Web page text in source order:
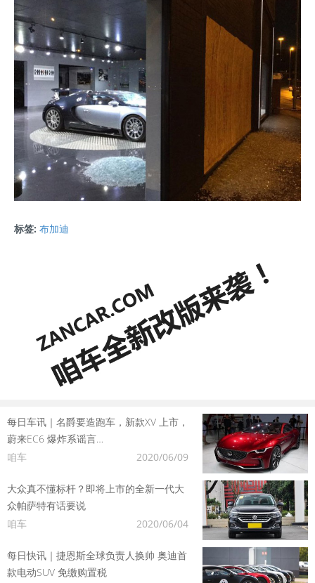
标签: 布加迪
每日车讯｜名爵要造跑车，新款XV 上市，
蔚来EC6 爆炸系谣言…
咱车
2020/06/09
大众真不懂标杆？即将上市的全新一代大
众帕萨特有话要说
咱车
2020/06/04
每日快讯｜捷恩斯全球负责人换帅 奥迪首
款电动SUV 免缴购置税